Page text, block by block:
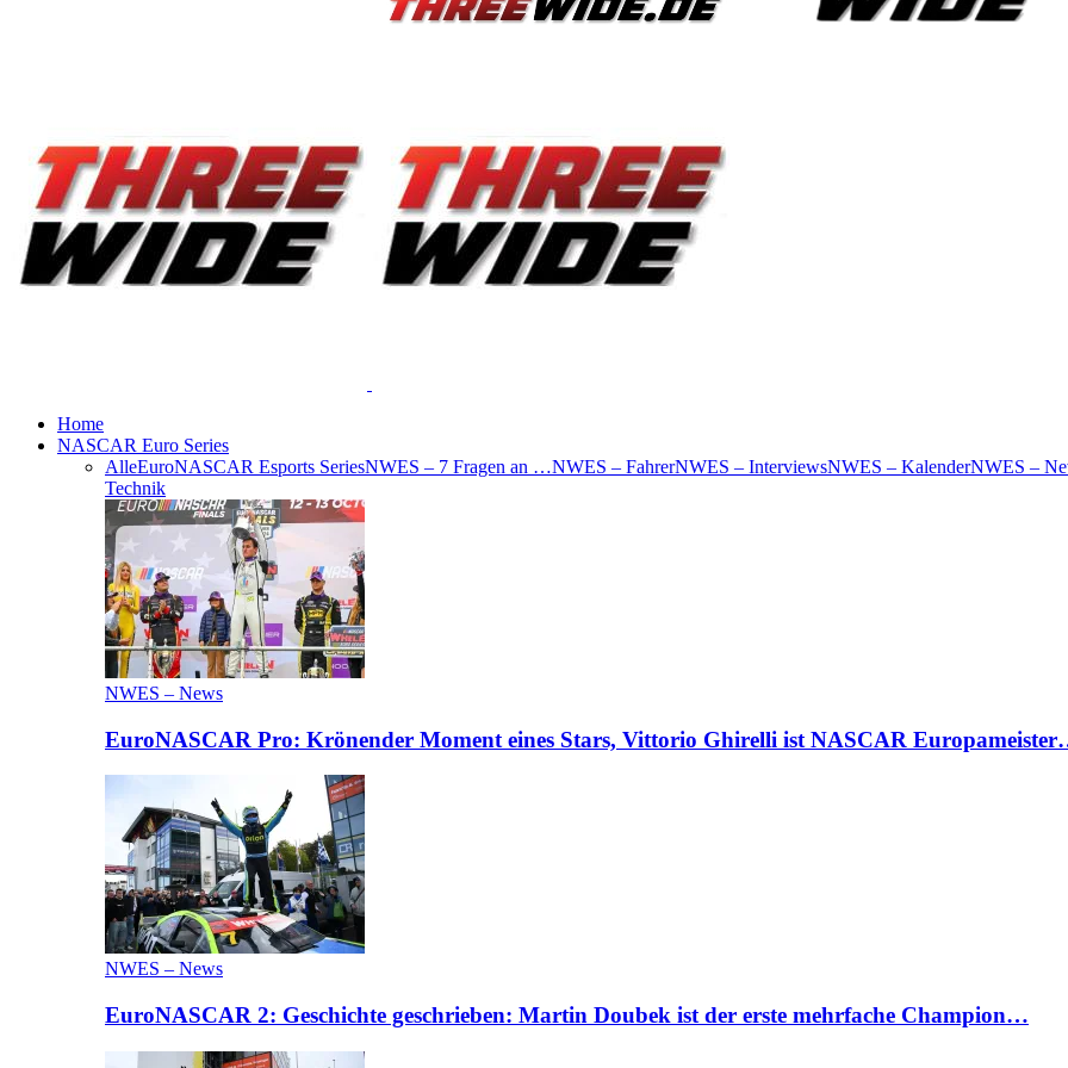
Home
NASCAR Euro Series
AlleEuroNASCAR Esports SeriesNWES – 7 Fragen an …NWES – FahrerNWES – InterviewsNWES – KalenderNWES –
Technik
NWES – News
EuroNASCAR Pro: Krönender Moment eines Stars, Vittorio Ghirelli ist NASCAR
NWES – News
EuroNASCAR 2: Geschichte geschrieben: Martin Doubek ist der erste mehrfache Champion…